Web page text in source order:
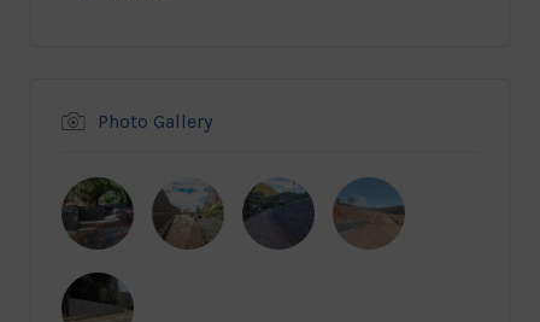
Photo Gallery